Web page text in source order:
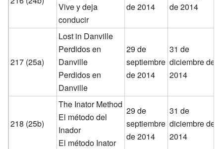
Vive y deja
conducir
de 2014
de 2014
217 (25a)
Lost in Danville
Perdidos en
Danville
Perdidos en
Danville
29 de
septiembre
de 2014
31 de
diciembre de
2014
218 (25b)
The Inator Method
El método del
Inador
El método Inator
29 de
septiembre
de 2014
31 de
diciembre de
2014